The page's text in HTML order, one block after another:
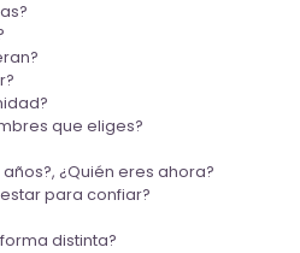
que eliges?
¿Quién eres ahora?
para confiar?
distinta?